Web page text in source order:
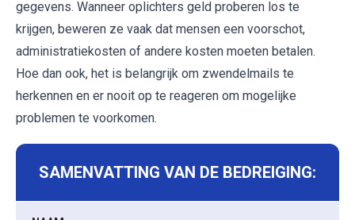
gegevens. Wanneer oplichters geld proberen los te
krijgen, beweren ze vaak dat mensen een voorschot,
administratiekosten of andere kosten moeten betalen.
Hoe dan ook, het is belangrijk om zwendelmails te
herkennen en er nooit op te reageren om mogelijke
problemen te voorkomen.
SAMENVATTING VAN DE BEDREIGING: